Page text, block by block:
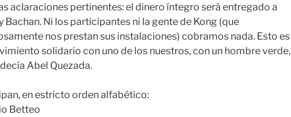
aclaraciones pertinentes: el dinero íntegro será entregado a
Bachan. Ni los participantes ni la gente de Kong (que
nos prestan sus instalaciones) cobramos nada. Esto es
solidario con uno de los nuestros, con un hombre verde,
Abel Quezada.
en estricto orden alfabético:
Betteo